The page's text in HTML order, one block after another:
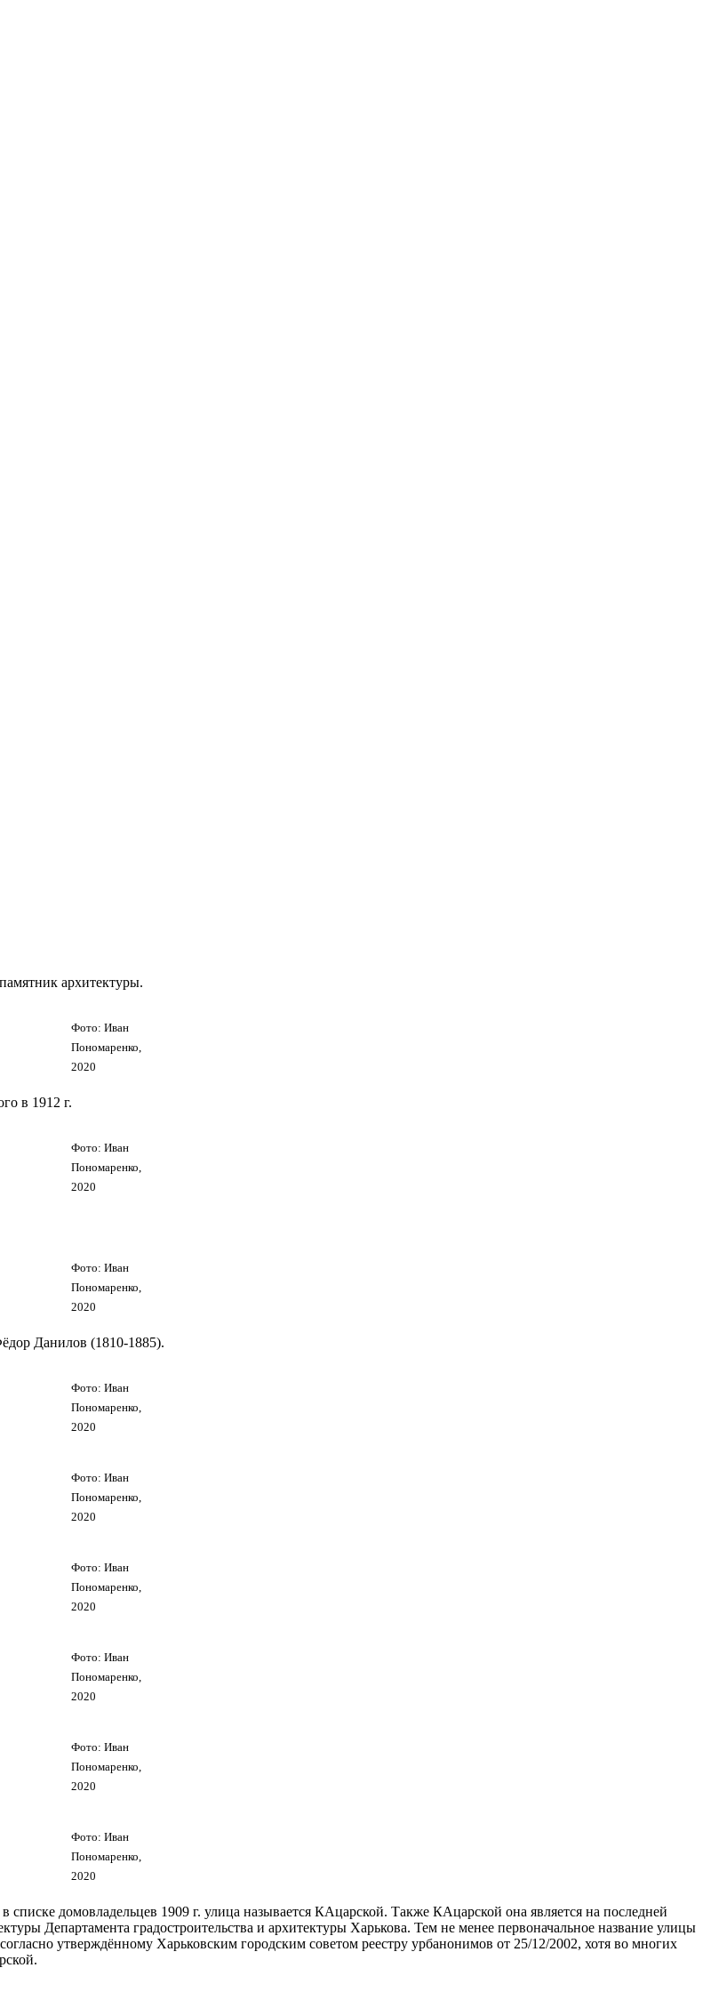
архитектуры.
Фото: Иван
Пономаренко,
2020
в 1912 г.
Фото: Иван
Пономаренко,
2020
Фото: Иван
Пономаренко,
2020
Данилов (1810-1885).
Фото: Иван
Пономаренко,
2020
Фото: Иван
Пономаренко,
2020
Фото: Иван
Пономаренко,
2020
Фото: Иван
Пономаренко,
2020
Фото: Иван
Пономаренко,
2020
Фото: Иван
Пономаренко,
2020
домовладельцев 1909 г. улица называется КАцарской. Также КАцарской она является на последней
Департамента градостроительства и архитектуры Харькова. Тем не менее первоначальное название улицы
утверждённому Харьковским городским советом реестру урбанонимов от 25/12/2002, хотя во многих